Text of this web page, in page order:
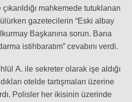
mahkemede tutuklanan
gazetecilerin “Eski albay
Başkanına sorun. Bana
istihbaratım” cevabını verdi.
A. ile sekreter olarak işe aldığı
otelde tartışmaları üzerine
Polisler her ikisinin üzerinde